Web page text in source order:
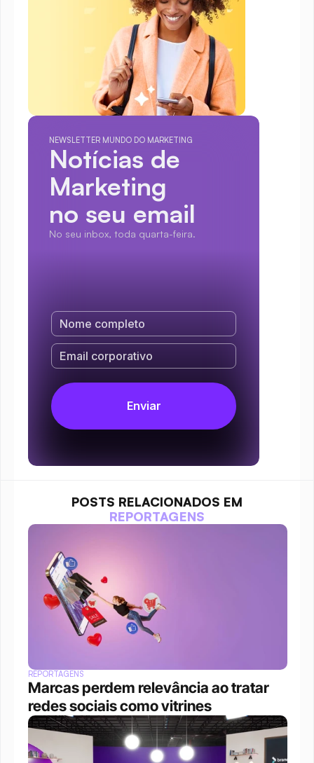
NEWSLETTER MUNDO DO MARKETING
Notícias de
Marketing
no seu email
No seu inbox, toda quarta-feira.
POSTS RELACIONADOS EM
REPORTAGENS
REPORTAGENS
Marcas perdem relevância ao tratar
redes sociais como vitrines